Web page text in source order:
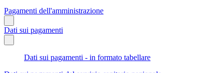
Pagamenti dell'amministrazione
Dati sui pagamenti
Dati sui pagamenti - in formato tabellare